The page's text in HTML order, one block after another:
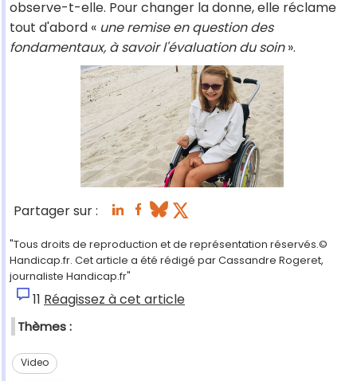
observe-t-elle. Pour changer la donne, elle réclame
tout d'abord « une remise en question des
fondamentaux, à savoir l'évaluation du soin».
Partager sur :
"Tous droits de reproduction et de représentation réservés.©
Handicap.fr. Cet article a été rédigé par Cassandre Rogeret,
journaliste Handicap.fr"
11 Réagissez à cet article
Thèmes :
Video